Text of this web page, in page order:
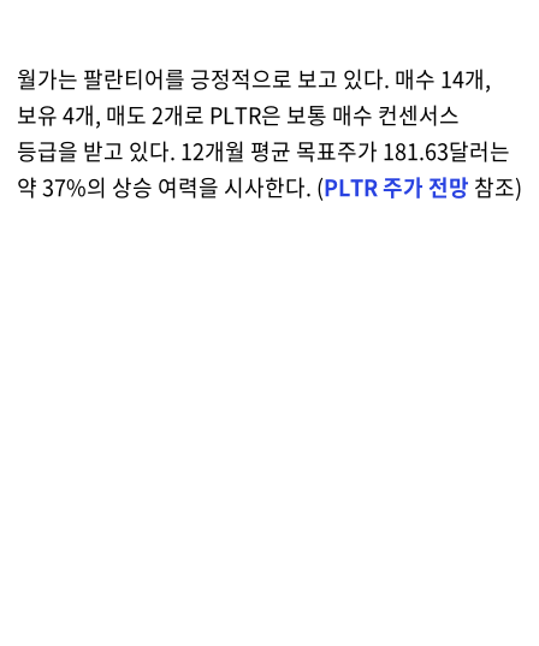
월가는 팔란티어를 긍정적으로 보고 있다. 매수 14개,
보유 4개, 매도 2개로 PLTR은 보통 매수 컨센서스
등급을 받고 있다. 12개월 평균 목표주가 181.63달러는
약 37%의 상승 여력을 시사한다. (PLTR 주가 전망 참조)